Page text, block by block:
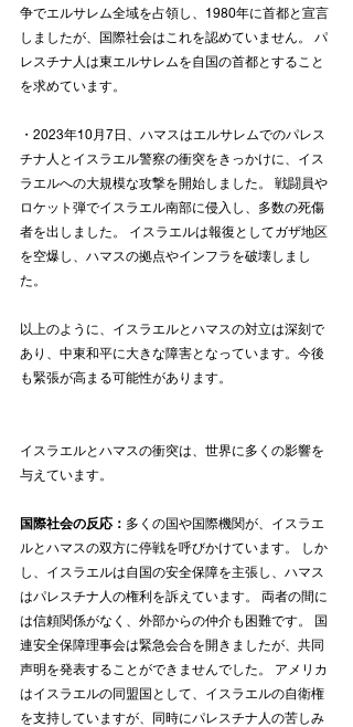
争でエルサレム全域を占領し、1980年に首都と宣言
しましたが、国際社会はこれを認めていません。 パ
レスチナ人は東エルサレムを自国の首都とすること
を求めています。
・2023年10月7日、ハマスはエルサレムでのパレス
チナ人とイスラエル警察の衝突をきっかけに、イス
ラエルへの大規模な攻撃を開始しました。 戦闘員や
ロケット弾でイスラエル南部に侵入し、多数の死傷
者を出しました。 イスラエルは報復としてガザ地区
を空爆し、ハマスの拠点やインフラを破壊しまし
た。
以上のように、イスラエルとハマスの対立は深刻で
あり、中東和平に大きな障害となっています。今後
も緊張が高まる可能性があります。
イスラエルとハマスの衝突は、世界に多くの影響を
与えています。
国際社会の反応： 多くの国や国際機関が、イスラエ
ルとハマスの双方に停戦を呼びかけています。 しか
し、イスラエルは自国の安全保障を主張し、ハマス
はパレスチナ人の権利を訴えています。 両者の間に
は信頼関係がなく、外部からの仲介も困難です。 国
連安全保障理事会は緊急会合を開きましたが、共同
声明を発表することができませんでした。 アメリカ
はイスラエルの同盟国として、イスラエルの自衛権
を支持していますが、同時にパレスチナ人の苦しみ